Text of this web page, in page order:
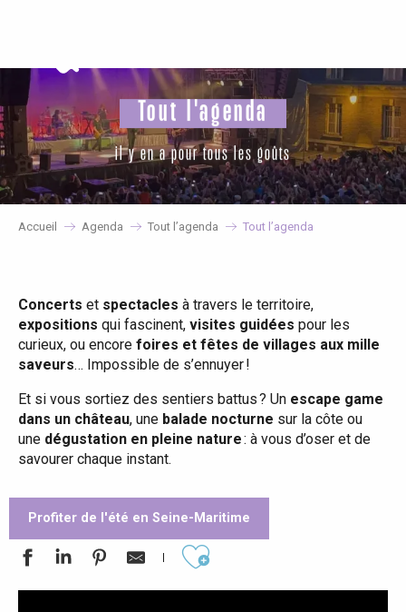
principal
Tout l'agenda
il y en a pour tous les goûts
Accueil Agenda Tout l’agenda Tout l’agenda
Concerts et spectacles à travers le territoire,
expositions qui fascinent, visites guidées pour les
curieux, ou encore foires et fêtes de villages aux mille
saveurs… Impossible de s’ennuyer !
Et si vous sortiez des sentiers battus ? Un escape game
dans un château, une balade nocturne sur la côte ou
une dégustation en pleine nature: à vous d’oser et de
savourer chaque instant.
Profiter de l'été en Seine-Maritime
Ajouter aux favoris